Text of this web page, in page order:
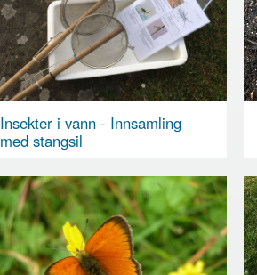
Insekter i vann - Innsamling
med stangsil